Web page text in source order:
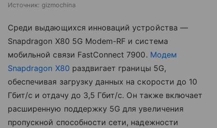
Источник: gizmochina
Среди выдающихся инноваций устройства —
Snapdragon X80 5G Modem-RF и система
мобильной связи FastConnect 7900. Модем
Snapdragon X80 раздвигает границы 5G,
обеспечивая загрузку данных на скорости до 10
Гбит/с и отдачу до 3,5 Гбит/с. Он также включает
расширенную поддержку 5G для увеличения
пропускной способности сети, надежности